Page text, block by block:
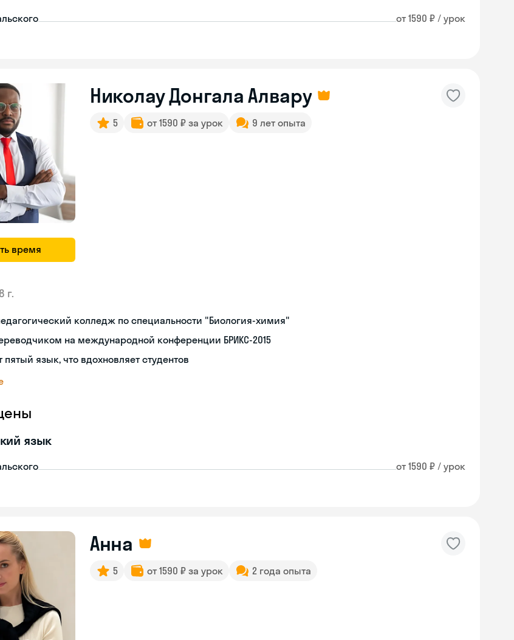
от 1590 ₽ / урок
время
Николау Донгала Алвару
5 от 1590 ₽ за урок 9 лет опыта
г.
колледж по специальности "Биология-химия"
на международной конференции БРИКС-2015
пятый язык, что вдохновляет студентов
язык
от 1590 ₽ / урок
Анна
5 от 1590 ₽ за урок 2 года опыта